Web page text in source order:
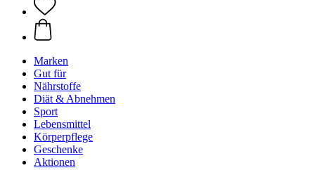
Marken
Gut für
Nährstoffe
Diät & Abnehmen
Sport
Lebensmittel
Körperpflege
Geschenke
Aktionen